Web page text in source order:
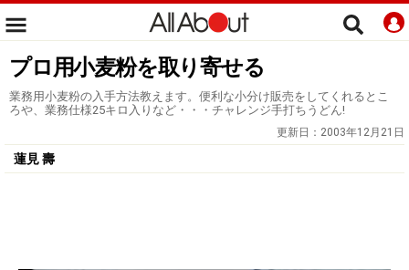
プロ用小麦粉を取り寄せる
業務用小麦粉の入手方法教えます。便利な小分け販売をしてくれるとこ
ろや、業務仕様25キロ入りなど・・・チャレンジ手打ちうどん!
更新日： 2003年12月21日
蓮見 壽